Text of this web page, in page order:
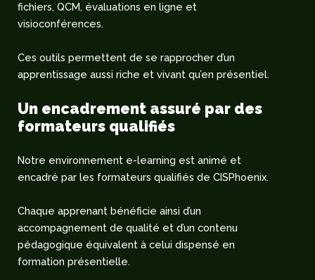
fichiers, QCM, évaluations en ligne et
visioconférences.
Ces outils permettent de se rapprocher d’un
apprentissage aussi riche et vivant qu’en présentiel.
Un encadrement assuré par des
formateurs qualifiés
Notre environnement e-learning est animé et
encadré par les formateurs qualifiés de CISPhoenix.
Chaque apprenant bénéficie ainsi d’un
accompagnement de qualité et d’un contenu
pédagogique équivalent à celui dispensé en
formation présentielle.